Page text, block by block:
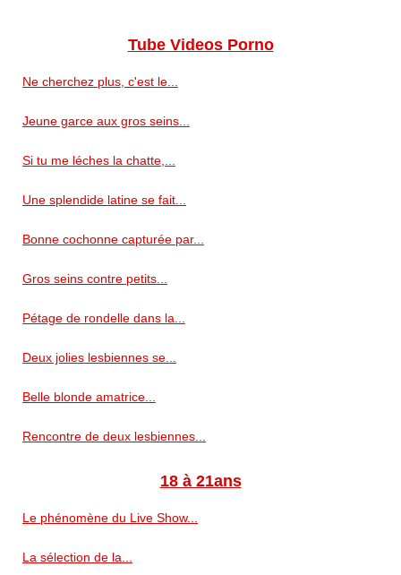
Tube Videos Porno
Ne cherchez plus, c'est le...
Jeune garce aux gros seins...
Si tu me léches la chatte,...
Une splendide latine se fait...
Bonne cochonne capturée par...
Gros seins contre petits...
Pétage de rondelle dans la...
Deux jolies lesbiennes se...
Belle blonde amatrice...
Rencontre de deux lesbiennes...
18 à 21ans
Le phénomène du Live Show...
La sélection de la...